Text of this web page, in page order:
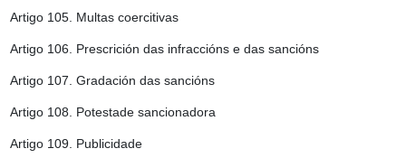
Artigo 105. Multas coercitivas
Artigo 106. Prescrición das infraccións e das sancións
Artigo 107. Gradación das sancións
Artigo 108. Potestade sancionadora
Artigo 109. Publicidade